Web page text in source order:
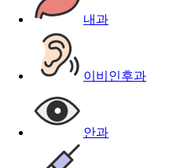
내과
이비인후과
안과